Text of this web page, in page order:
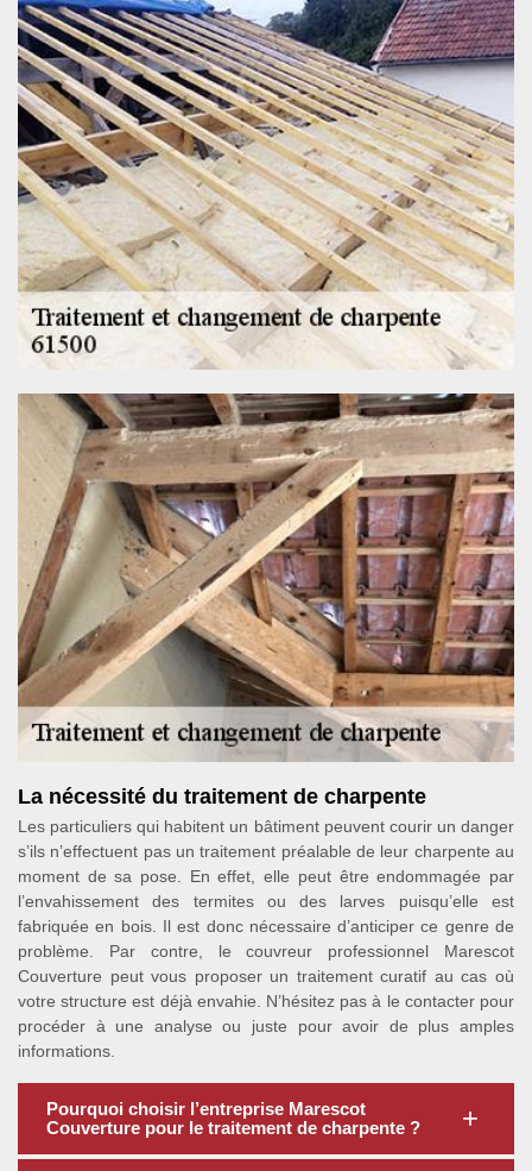
La nécessité du traitement de charpente
Les particuliers qui habitent un bâtiment peuvent courir un danger
s’ils n’effectuent pas un traitement préalable de leur charpente au
moment de sa pose. En effet, elle peut être endommagée par
l’envahissement des termites ou des larves puisqu’elle est
fabriquée en bois. Il est donc nécessaire d’anticiper ce genre de
problème. Par contre, le couvreur professionnel Marescot
Couverture peut vous proposer un traitement curatif au cas où
votre structure est déjà envahie. N’hésitez pas à le contacter pour
procéder à une analyse ou juste pour avoir de plus amples
informations.
Pourquoi choisir l’entreprise Marescot
Couverture pour le traitement de charpente ?